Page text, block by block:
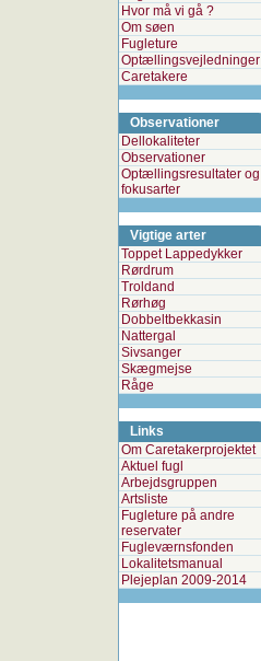
Hvor må vi gå ?
Om søen
Fugleture
Optællingsvejledninger
Caretakere
Observationer
Dellokaliteter
Observationer
Optællingsresultater og
fokusarter
Vigtige arter
Toppet Lappedykker
Rørdrum
Troldand
Rørhøg
Dobbeltbekkasin
Nattergal
Sivsanger
Skægmejse
Råge
Links
Om Caretakerprojektet
Aktuel fugl
Arbejdsgruppen
Artsliste
Fugleture på andre
reservater
Fugleværnsfonden
Lokalitetsmanual
Plejeplan 2009-2014